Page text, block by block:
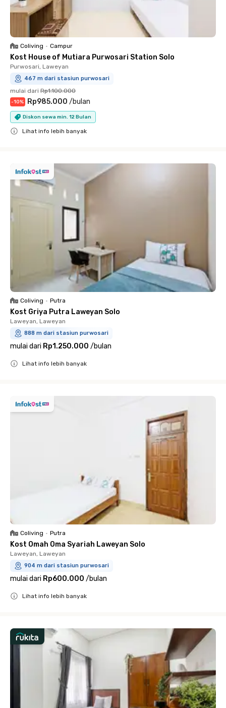
Coliving • Campur
Kost House of Mutiara Purwosari Station Solo
Purwosari, Laweyan
467 m dari stasiun purwosari
mulai dari Rp1.100.000
-10% Rp985.000 /bulan
Diskon sewa min. 12 Bulan
Lihat info lebih banyak
Coliving • Putra
Kost Griya Putra Laweyan Solo
Laweyan, Laweyan
888 m dari stasiun purwosari
mulai dari Rp1.250.000 /bulan
Lihat info lebih banyak
Coliving • Putra
Kost Omah Oma Syariah Laweyan Solo
Laweyan, Laweyan
904 m dari stasiun purwosari
mulai dari Rp600.000 /bulan
Lihat info lebih banyak